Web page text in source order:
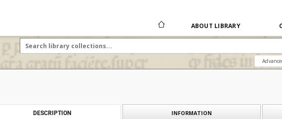
ABOUT LIBRARY
DESCRIPTION INFORMATION